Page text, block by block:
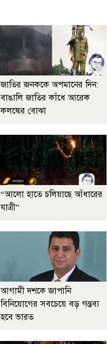
জাতির জনককে অপমানের দিন:
বাঙালি জাতির কাঁধে আরেক
কলঙ্কের বোঝা
“আলো হাতে চলিয়াছে আঁধারের
যাত্রী”
আগামী দশকে জাপানি
বিনিয়োগের সবচেয়ে বড় গন্তব্য
হবে ভারত